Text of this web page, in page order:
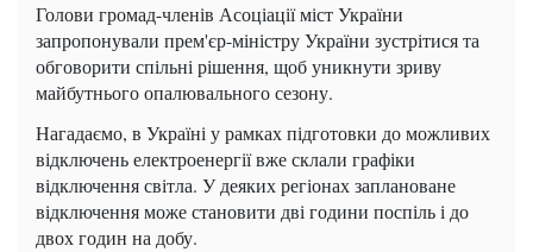
Голови громад-членів Асоціації міст України
запропонували прем'єр-міністру України зустрітися та
обговорити спільні рішення, щоб уникнути зриву
майбутнього опалювального сезону.
Нагадаємо, в Україні у рамках підготовки до можливих
відключень електроенергії вже склали графіки
відключення світла. У деяких регіонах заплановане
відключення може становити дві години поспіль і до
двох годин на добу.